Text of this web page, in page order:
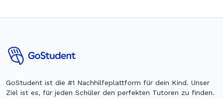
GoStudent ist die #1 Nachhilfeplattform für dein Kind. Unser
Ziel ist es, für jeden Schüler den perfekten Tutoren zu finden.